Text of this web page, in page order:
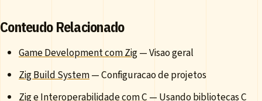
Conteudo Relacionado
Game Development com Zig— Visao geral
Zig Build System— Configuracao de projetos
Zig e Interoperabilidade com C— Usando bibliotecas C